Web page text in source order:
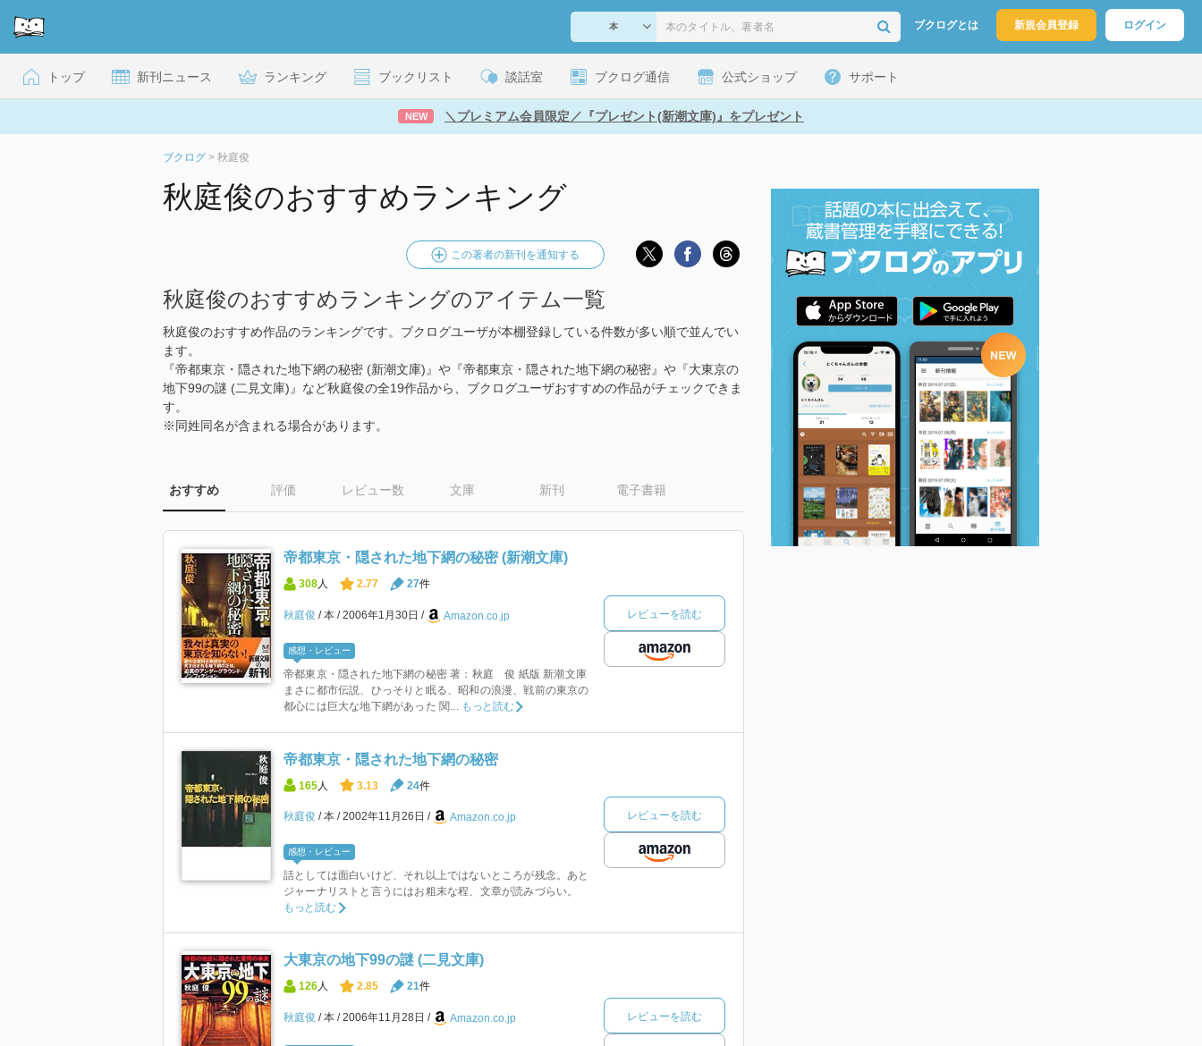
ブクログとは 新規会員登録 ログイン
トップ 新刊ニュース ランキング ブックリスト 談話室 ブクログ通信 公式ショップ サポート
NEW ＼プレミアム会員限定／『プレゼント(新潮文庫)』をプレゼント
ブクログ > 秋庭俊
秋庭俊のおすすめランキング
この著者の新刊を通知する
秋庭俊のおすすめランキングのアイテム一覧
秋庭俊のおすすめ作品のランキングです。ブクログユーザが本棚登録している件数が多い順で並んでい
ます。
『帝都東京・隠された地下網の秘密 (新潮文庫)』や『帝都東京・隠された地下網の秘密』や『大東京の
地下99の謎 (二見文庫)』など秋庭俊の全19作品から、ブクログユーザおすすめの作品がチェックできま
す。
※同姓同名が含まれる場合があります。
おすすめ 評価 レビュー数 文庫 新刊 電子書籍
帝都東京・隠された地下網の秘密 (新潮文庫)
308人 2.77 27件
秋庭俊 本 2006年1月30日 Amazon.co.jp
感想・レビュー
帝都東京・隠された地下網の秘密 著：秋庭 俊 紙版 新潮文庫
まさに都市伝説、ひっそりと眠る、昭和の浪漫、戦前の東京の
都心には巨大な地下網があった 関...
もっと読む
レビューを読む
帝都東京・隠された地下網の秘密
165 人 3.13 24件
秋庭俊 本 2002年11月26日 Amazon.co.jp
感想・レビュー
話としては面白いけど、それ以上ではないところが残念。あと
ジャーナリストと言うにはお粗末な程、文章が読みづらい。
もっと読む
レビューを読む
大東京の地下99の謎 (二見文庫)
126人 2.85 21件
秋庭俊 本 2006年11月28日 Amazon.co.jp レビューを読む